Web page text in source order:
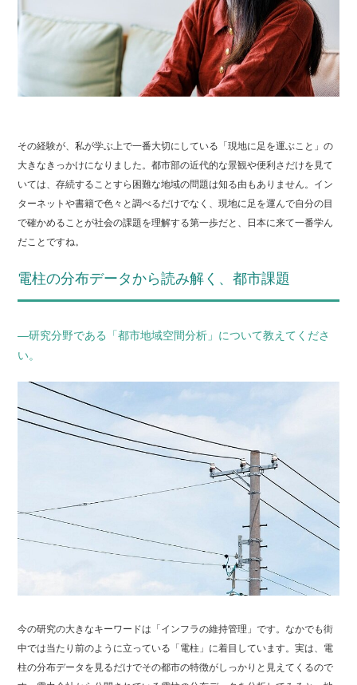
その経験が、私が学ぶ上で一番大切にしている「現地に足を運ぶこと」の
大きなきっかけになりました。都市部の近代的な景観や便利さだけを見て
いては、存続することすら困難な地域の問題は知る由もありません。イン
ターネットや書籍で色々と調べるだけでなく、現地に足を運んで自分の目
で確かめることが社会の課題を理解する第一歩だと、日本に来て一番学ん
だことですね。
電柱の分布データから読み解く、都市課題
―研究分野である「都市地域空間分析」について教えてくださ
い。
今の研究の大きなキーワードは「インフラの維持管理」です。なかでも街
中では当たり前のように立っている「電柱」に着目しています。実は、電
柱の分布データを見るだけでその都市の特徴がしっかりと見えてくるので